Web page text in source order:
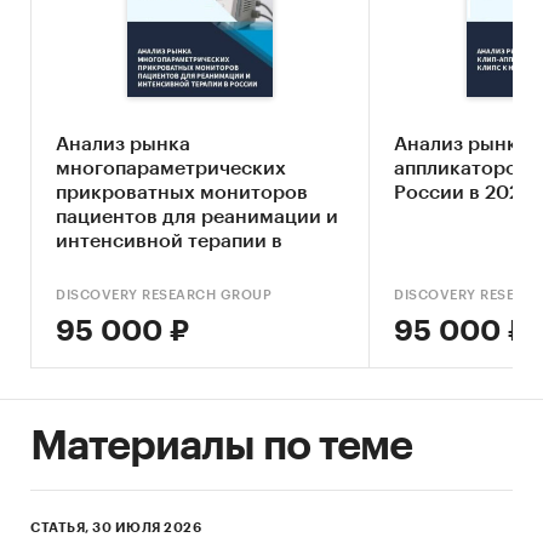
развития рынка
Анализ отраслевых показателей финансово-
экономической деятельности
Оценка факторов инвестиционной
привлекательности рынка лизинга
медицинского оборудования
Составление прогноза развития рынка до
медицинского оборудования в России
Анализ потребления
Оценка факторов инвестиционной
Анализ рынка
многопараметрических
прикроватных мониторов
пациентов для реанимации и
интенсивной терапии в
DISCOVERY RESEARCH GROUP
95 000 ₽
Анализ рынка
аппликаторов
России в 2022-
DISCOVERY
95 000 ₽
Материалы по теме
СТАТЬЯ, 30 ИЮЛЯ 2026